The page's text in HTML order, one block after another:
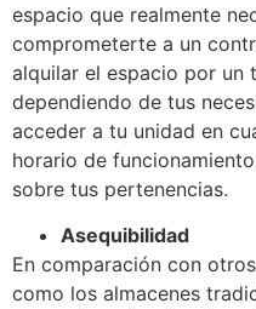
espacio que realmente
comprometerte a un
alquilar el espacio por
dependiendo de tus
acceder a tu unidad en
horario de
sobre tus pertenencias.
Asequibilidad
En comparación con
como los almacenes